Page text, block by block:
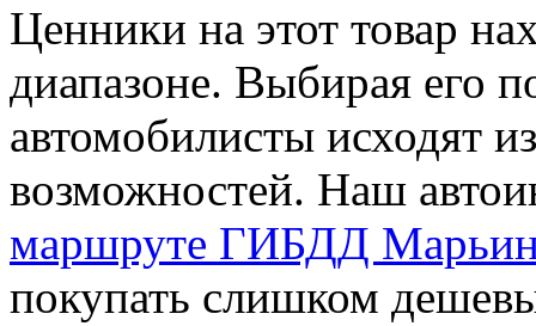
Ценники на этот товар
диапазоне. Выбирая его
автомобилисты исходят
возможностей. Наш
маршруте ГИБДД
покупать слишком